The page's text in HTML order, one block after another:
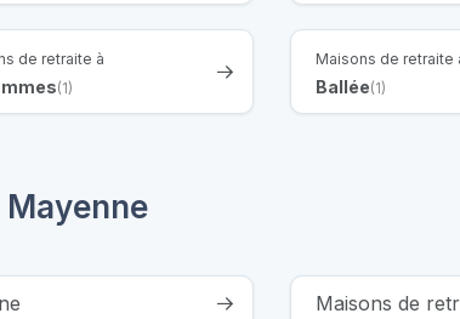
de retraite à
(1)
Maisons de retraite
Ballée(1)
Maisons de